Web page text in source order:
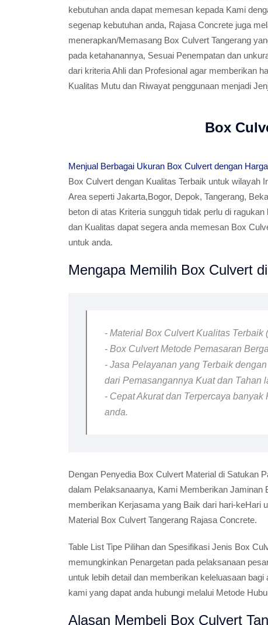
kebutuhan anda dapat memesan kepada Kami
segenap kebutuhan anda, Rajasa Concrete juga
menerapkan/Memasang Box Culvert Tangerang
pada ketahanannya, Sesuai Penempatan dan
dari kriteria Ahli dan Profesional agar memberikan
Kualitas Mutu dan Riwayat penggunaan menjadi
Box
Menjual Berbagai Ukuran Box Culvert dengan
Box Culvert dengan Kualitas Terbaik untuk wilayah
Area seperti Jakarta,Bogor, Depok, Tangerang,
beton di atas Kriteria sungguh tidak perlu di
dan Kualitas dapat segera anda memesan Box
untuk anda.
Mengapa Memilih Box Culvert
- Material Box Culvert Kualitas
- Box Culvert Metode Pemasaran
- Jasa Pelayanan yang Terbaik
dari Pemasangannya Kuat dan Tahan
- Cepat Akurat dan Terpercaya
anda.
Dengan Penyedia Box Culvert Material di Satukan
dalam Pelaksanaanya, Kami Memberikan Jaminan
memberikan Kerjasama yang Baik dari hari-keHari
Material Box Culvert Tangerang Rajasa Concrete.
Table List Tipe Pilihan dan Spesifikasi Jenis Box
memungkinkan Penargetan pada pelaksanaan
untuk lebih detail dan memberikan keleluasaan
kami yang dapat anda hubungi melalui Metode
Alasan Membeli Box Culvert